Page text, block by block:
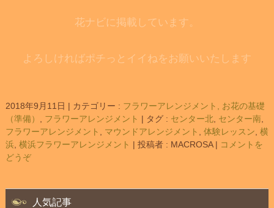
花ナビに掲載しています。
よろしければポチっとイイねをお願いいたします
2018年9月11日 | カテゴリー : フラワーアレンジメント, お花の基礎
（準備）
フラワーアレンジメント | タグ : センター北, センター南,
フラワーアレンジメント
マウンドアレンジメント 体験レッスン 横
浜, 横浜フラワーアレンジメント | 投稿者 : MACROSA | コメントを
どうぞ
人気記事